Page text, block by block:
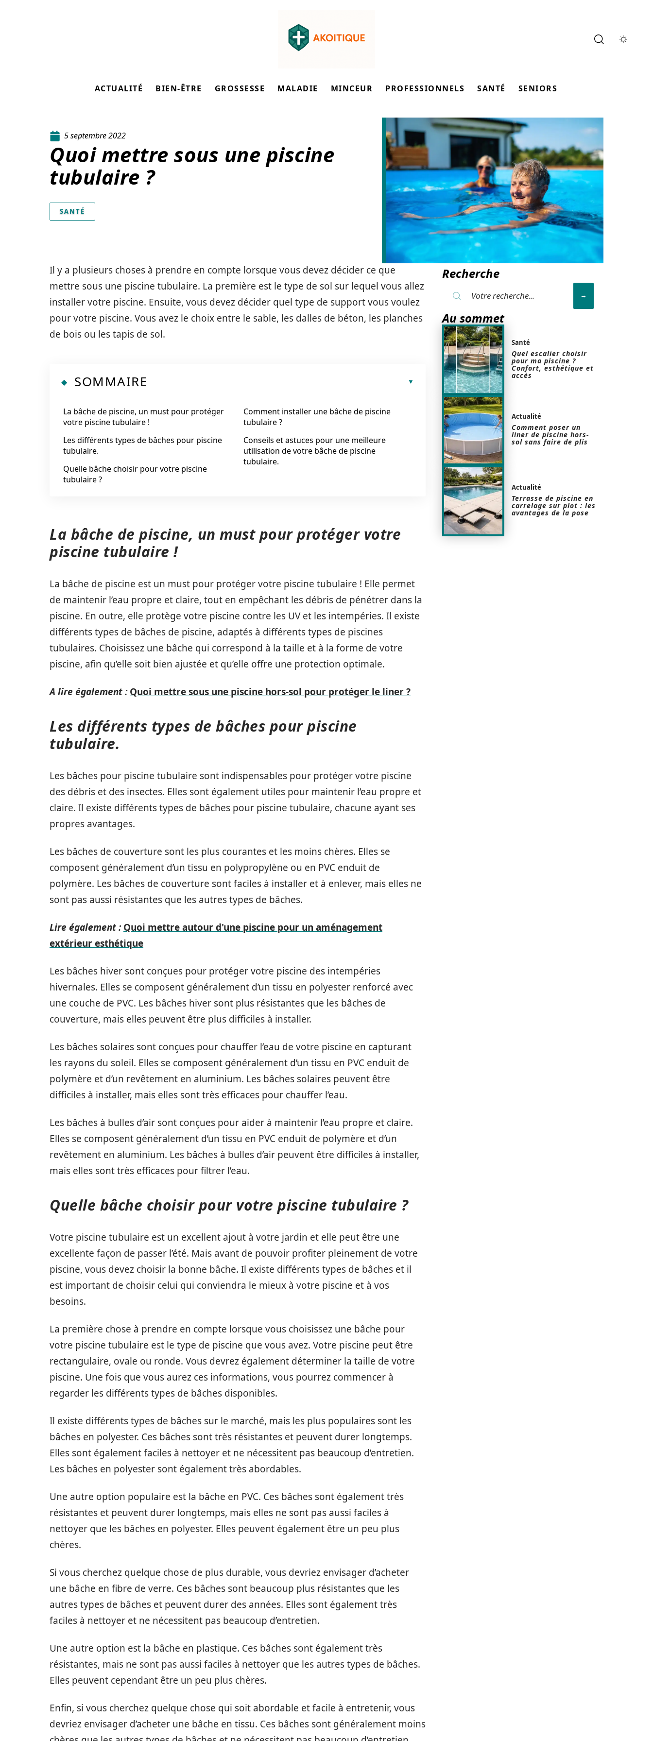
ACTUALITÉ BIEN-ÊTRE GROSSESSE MALADIE MINCEUR PROFESSIONNELS SANTÉ SENIORS
5 septembre 2022
Quoi mettre sous une piscine
tubulaire ?
SANTÉ
Il y a plusieurs choses à prendre en compte lorsque vous devez décider ce que
mettre sous une piscine tubulaire. La première est le type de sol sur lequel vous allez
installer votre piscine. Ensuite, vous devez décider quel type de support vous voulez
pour votre piscine. Vous avez le choix entre le sable, les dalles de béton, les planches
de bois ou les tapis de sol.
SOMMAIRE
La bâche de piscine, un must pour protéger
votre piscine tubulaire !
Les différents types de bâches pour piscine
tubulaire.
Quelle bâche choisir pour votre piscine
tubulaire ?
Comment installer une bâche de piscine
tubulaire ?
Conseils et astuces pour une meilleure
utilisation de votre bâche de piscine
tubulaire.
La bâche de piscine, un must pour protéger votre
piscine tubulaire !
La bâche de piscine est un must pour protéger votre piscine tubulaire ! Elle permet
de maintenir l’eau propre et claire, tout en empêchant les débris de pénétrer dans la
piscine. En outre, elle protège votre piscine contre les UV et les intempéries. Il existe
différents types de bâches de piscine, adaptés à différents types de piscines
tubulaires. Choisissez une bâche qui correspond à la taille et à la forme de votre
piscine, afin qu’elle soit bien ajustée et qu’elle offre une protection optimale.
A lire également : Quoi mettre sous une piscine hors-sol pour protéger le liner ?
Les différents types de bâches pour piscine
tubulaire.
Les bâches pour piscine tubulaire sont indispensables pour protéger votre piscine
des débris et des insectes. Elles sont également utiles pour maintenir l’eau propre et
claire. Il existe différents types de bâches pour piscine tubulaire, chacune ayant ses
propres avantages.
Les bâches de couverture sont les plus courantes et les moins chères. Elles se
composent généralement d’un tissu en polypropylène ou en PVC enduit de
polymère. Les bâches de couverture sont faciles à installer et à enlever, mais elles ne
sont pas aussi résistantes que les autres types de bâches.
Lire également : Quoi mettre autour d'une piscine pour un aménagement
extérieur esthétique
Les bâches hiver sont conçues pour protéger votre piscine des intempéries
hivernales. Elles se composent généralement d’un tissu en polyester renforcé avec
une couche de PVC. Les bâches hiver sont plus résistantes que les bâches de
couverture, mais elles peuvent être plus difficiles à installer.
Les bâches solaires sont conçues pour chauffer l’eau de votre piscine en capturant
les rayons du soleil. Elles se composent généralement d’un tissu en PVC enduit de
polymère et d’un revêtement en aluminium. Les bâches solaires peuvent être
difficiles à installer, mais elles sont très efficaces pour chauffer l’eau.
Les bâches à bulles d’air sont conçues pour aider à maintenir l’eau propre et claire.
Elles se composent généralement d’un tissu en PVC enduit de polymère et d’un
revêtement en aluminium. Les bâches à bulles d’air peuvent être difficiles à installer,
mais elles sont très efficaces pour filtrer l’eau.
Quelle bâche choisir pour votre piscine tubulaire ?
Votre piscine tubulaire est un excellent ajout à votre jardin et elle peut être une
excellente façon de passer l’été. Mais avant de pouvoir profiter pleinement de votre
piscine, vous devez choisir la bonne bâche. Il existe différents types de bâches et il
est important de choisir celui qui conviendra le mieux à votre piscine et à vos
besoins.
La première chose à prendre en compte lorsque vous choisissez une bâche pour
votre piscine tubulaire est le type de piscine que vous avez. Votre piscine peut être
rectangulaire, ovale ou ronde. Vous devrez également déterminer la taille de votre
piscine. Une fois que vous aurez ces informations, vous pourrez commencer à
regarder les différents types de bâches disponibles.
Il existe différents types de bâches sur le marché, mais les plus populaires sont les
bâches en polyester. Ces bâches sont très résistantes et peuvent durer longtemps.
Elles sont également faciles à nettoyer et ne nécessitent pas beaucoup d’entretien.
Les bâches en polyester sont également très abordables.
Une autre option populaire est la bâche en PVC. Ces bâches sont également très
résistantes et peuvent durer longtemps, mais elles ne sont pas aussi faciles à
nettoyer que les bâches en polyester. Elles peuvent également être un peu plus
chères.
Si vous cherchez quelque chose de plus durable, vous devriez envisager d’acheter
une bâche en fibre de verre. Ces bâches sont beaucoup plus résistantes que les
autres types de bâches et peuvent durer des années. Elles sont également très
faciles à nettoyer et ne nécessitent pas beaucoup d’entretien.
Une autre option est la bâche en plastique. Ces bâches sont également très
résistantes, mais ne sont pas aussi faciles à nettoyer que les autres types de bâches.
Elles peuvent cependant être un peu plus chères.
Enfin, si vous cherchez quelque chose qui soit abordable et facile à entretenir, vous
devriez envisager d’acheter une bâche en tissu. Ces bâches sont généralement moins
Recherche
Au sommet
Santé
Quel escalier choisir
pour ma piscine ?
Confort, esthétique et
accès
Actualité
Comment poser un
liner de piscine hors-
sol sans faire de plis
Actualité
Terrasse de piscine en
carrelage sur plot : les
avantages de la pose